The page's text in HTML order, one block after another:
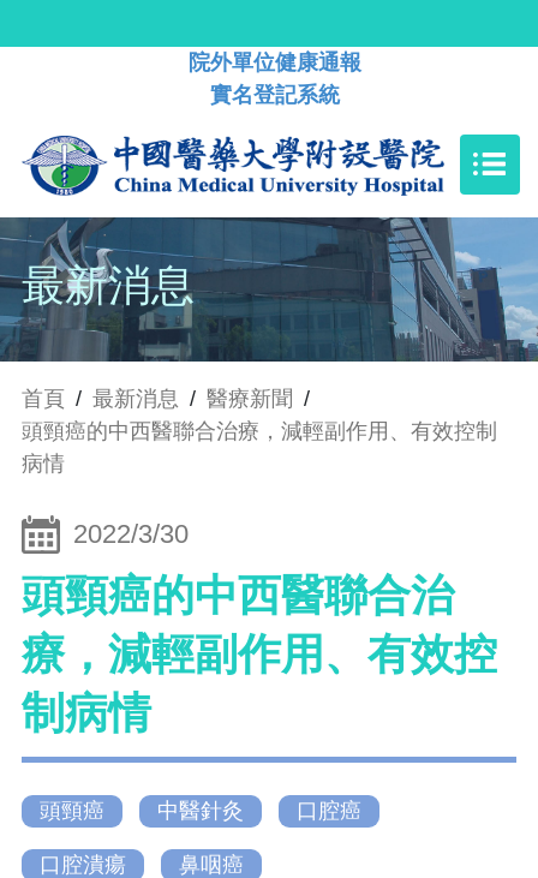
院外單位健康通報
實名登記系統
最新消息
首頁 / 最新消息 / 醫療新聞 /
頭頸癌的中西醫聯合治療，減輕副作用、有效控制
病情
2022/3/30
頭頸癌的中西醫聯合治
療，減輕副作用、有效控
制病情
頭頸癌 中醫針灸 口腔癌
口腔潰瘍 鼻咽癌